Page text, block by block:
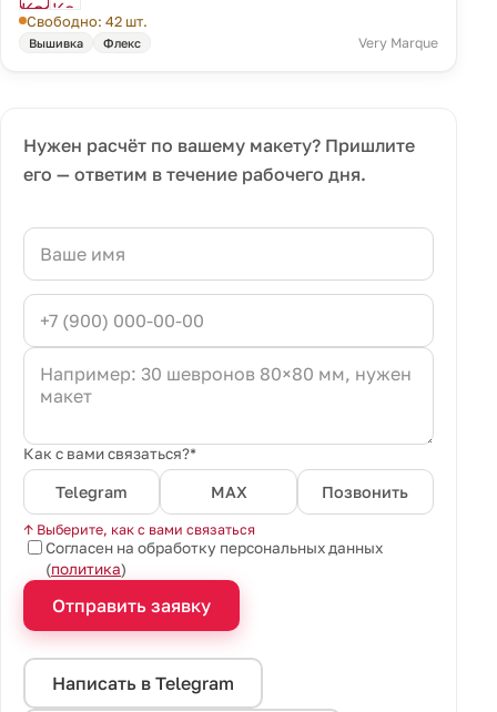
Свободно: 42 шт.
Вышивка Флекс Very Marque
Нужен расчёт по вашему макету? Пришлите
его — ответим в течение рабочего дня.
Как с вами связаться?*
Telegram MAX Позвонить
↑ Выберите, как с вами связаться
Согласен на обработку персональных данных
(политика)
Отправить заявку
Написать в Telegram